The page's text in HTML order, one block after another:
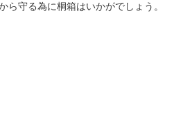
ら守る為に桐箱はいかがでしょう。